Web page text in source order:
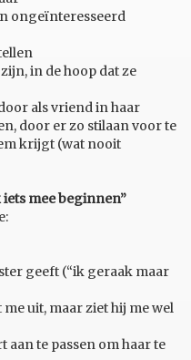
ongeïnteresseerd
in de hoop dat ze
als vriend in haar
door er zo stilaan voor te
krijgt (wat nooit
mee beginnen”
geeft (“ik geraak maar
uit, maar ziet hij me wel
aan te passen om haar te